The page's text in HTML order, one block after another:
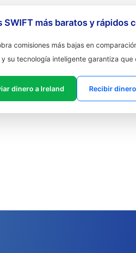
SWIFT más baratos y rápidos
comisiones más bajas en
y su tecnología inteligente garantiza que
dinero a Ireland Recibir